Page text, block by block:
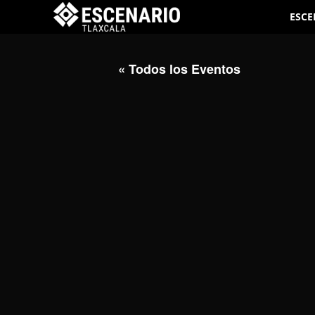
« Todos los Eventos